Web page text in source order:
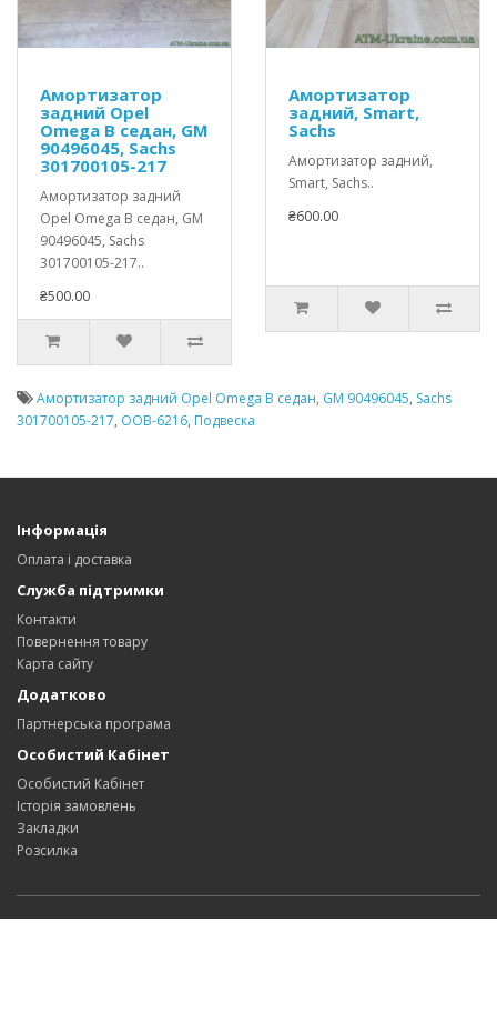
Амортизатор
задний Opel
Omega B седан, GM
90496045, Sachs
301700105-217
Амортизатор задний
Opel Omega B седан, GM
90496045, Sachs
301700105-217..
₴500.00
Амортизатор
задний, Smart,
Sachs
Амортизатор задний,
Smart, Sachs..
₴600.00
Амортизатор задний Opel Omega B седан, GM 90496045, Sachs
301700105-217, OOB-6216, Подвеска
Інформація
Оплата і доставка
Служба підтримки
Контакти
Повернення товару
Карта сайту
Додатково
Партнерська програма
Особистий Кабінет
Особистий Кабінет
Історія замовлень
Закладки
Розсилка